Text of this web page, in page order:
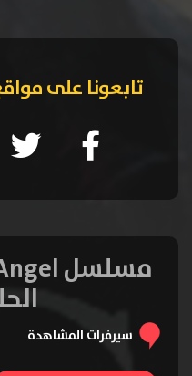
تابعونا على
سيرفرات المشاهدة